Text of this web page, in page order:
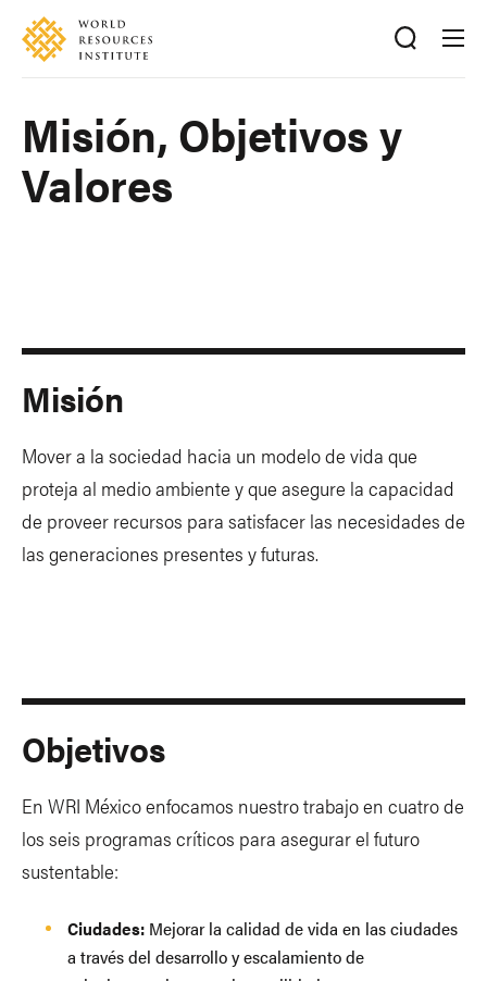
Skip
main
Accessibility
Misión, Objetivos y
Valores
Misión
Mover a la sociedad hacia un modelo de vida que
proteja al medio ambiente y que asegure la capacidad
de proveer recursos para satisfacer las necesidades de
las generaciones presentes y futuras.
Objetivos
En WRI México enfocamos nuestro trabajo en cuatro de
los seis programas críticos para asegurar el futuro
sustentable:
Ciudades: Mejorar la calidad de vida en las ciudades
a través del desarrollo y escalamiento de